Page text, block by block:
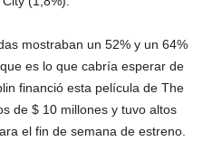
mostraban un 52% y un 64%
es lo que cabría esperar de
financió esta película de The
de $ 10 millones y tuvo altos
el fin de semana de estreno.